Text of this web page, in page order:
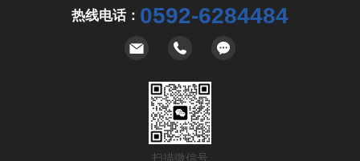
热线电话： 0592-6284484
扫描微信号